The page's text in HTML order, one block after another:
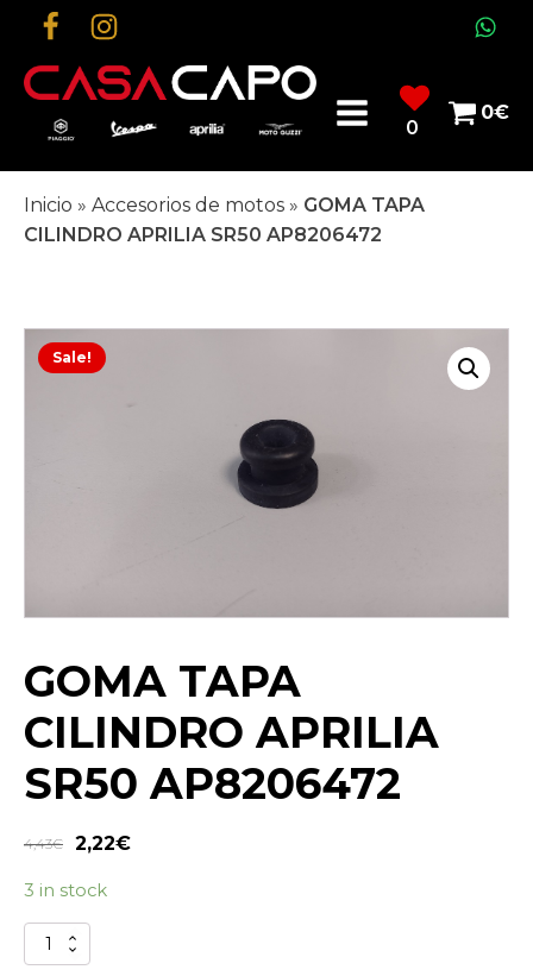
0
0€
Inicio » Accesorios de motos » GOMA TAPA
CILINDRO APRILIA SR50 AP8206472
Sale!
GOMA TAPA
CILINDRO APRILIA
SR50 AP8206472
4,43€ 2,22€
3 in stock
GOMA
TAPA